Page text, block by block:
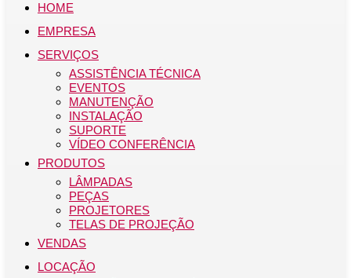
HOME
EMPRESA
SERVIÇOS
ASSISTÊNCIA TÉCNICA
EVENTOS
MANUTENÇÃO
INSTALAÇÃO
SUPORTE
VÍDEO CONFERÊNCIA
PRODUTOS
LÂMPADAS
PEÇAS
PROJETORES
TELAS DE PROJEÇÃO
VENDAS
LOCAÇÃO